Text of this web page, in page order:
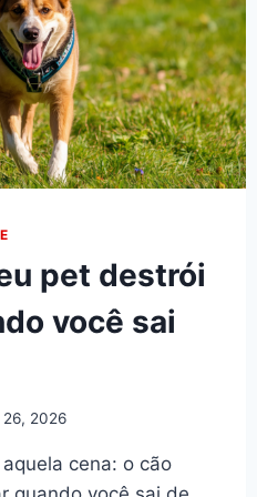
pet destrói
você sai
26, 2026
cena: o cão